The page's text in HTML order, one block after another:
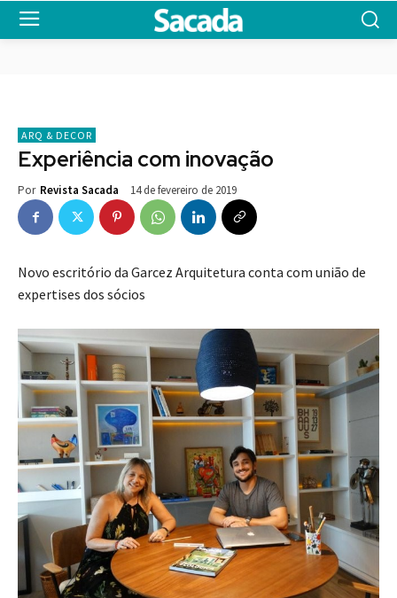
ARQ & DECOR
Experiência com inovação
Por Revista Sacada 14 de fevereiro de 2019
Novo escritório da Garcez Arquitetura conta com união de
expertises dos sócios